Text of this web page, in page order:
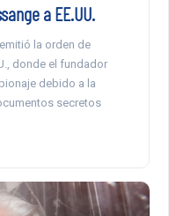
a EE.UU.
la orden de
donde el fundador
debido a la
secretos